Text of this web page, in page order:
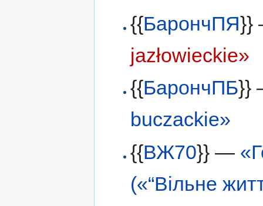
{{БарончПЯ}}
jazłowieckie»
{{БарончПБ}}
buczackie»
{{ВЖ70}} —
(«“Вільне